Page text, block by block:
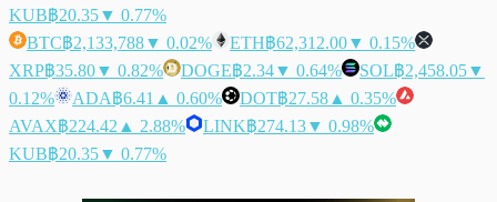
KUB฿20.35▼ 0.77%
BTC฿2,133,788▼ 0.02% ETH฿62,312.00▼ 0.15%
XRP฿35.80▼ 0.82% DOGE฿2.34▼ 0.64% SOL฿2,458.05▼
0.12%
ADA฿6.41 ▲ 0.60% DOT฿27.58 ▲ 0.35%
AVAX฿224.42 ▲ 2.88% LINK฿274.13▼ 0.98%
KUB฿20.35▼ 0.77%